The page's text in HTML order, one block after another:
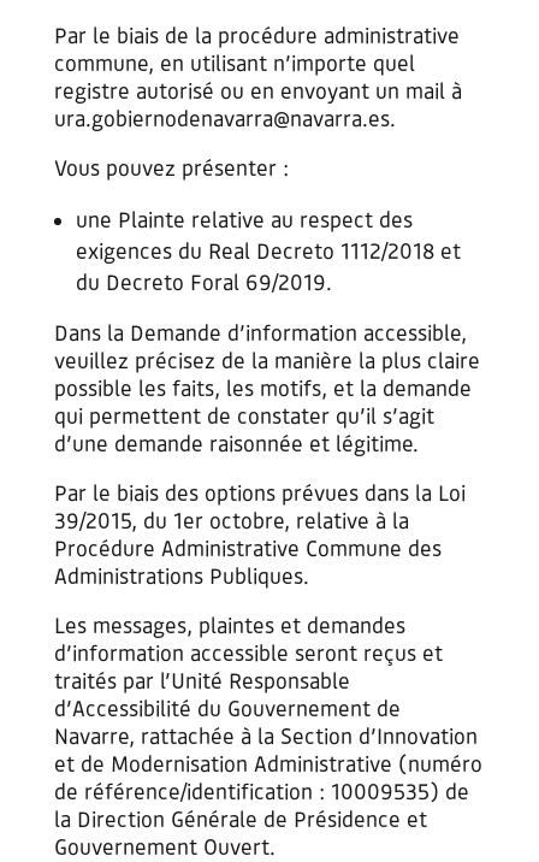
Par le biais de la procédure administrative
commune, en utilisant n’importe quel
registre autorisé ou en envoyant un mail à
ura.gobiernodenavarra@navarra.es.
Vous pouvez présenter :
une Plainte relative au respect des
exigences du Real Decreto 1112/2018 et
du Decreto Foral 69/2019.
Dans la Demande d’information accessible,
veuillez précisez de la manière la plus claire
possible les faits, les motifs, et la demande
qui permettent de constater qu’il s’agit
d’une demande raisonnée et légitime.
Par le biais des options prévues dans la Loi
39/2015, du 1er octobre, relative à la
Procédure Administrative Commune des
Administrations Publiques.
Les messages, plaintes et demandes
d’information accessible seront reçus et
traités par l’Unité Responsable
d’Accessibilité du Gouvernement de
Navarre, rattachée à la Section d’Innovation
et de Modernisation Administrative (numéro
de référence/identification : 10009535) de
la Direction Générale de Présidence et
Gouvernement Ouvert.